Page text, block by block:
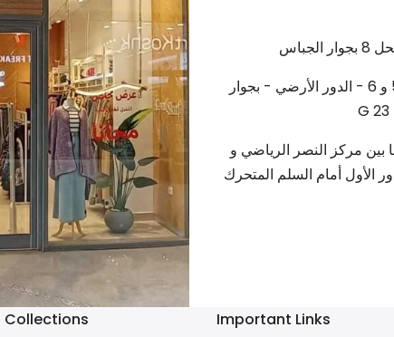
لرحاب - The yerd mall - بين بوابتى 5 و 6 - الدور الأرضي - بجوار
- جلوري 45 مول - ما بين مركز النصر الرياضي و
الأول أمام السلم المتحرك
Collections Important Links